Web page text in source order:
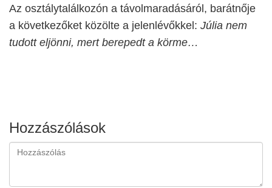
Az osztálytalálkozón a távolmaradásáról, barátnője
a következőket közölte a jelenlévőkkel: Júlia nem
tudott eljönni, mert berepedt a körme…
Hozzászólások